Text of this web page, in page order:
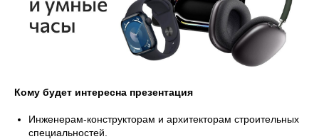
Кому будет интересна презентация
Инженерам-конструкторам и архитекторам строительных
специальностей.